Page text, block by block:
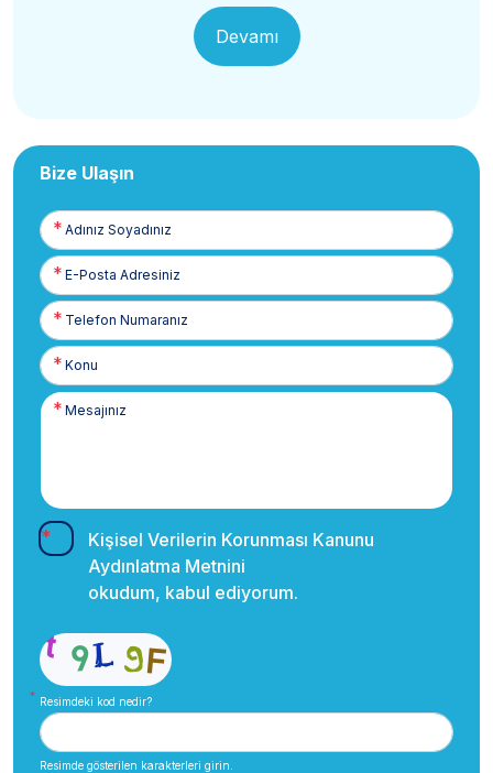
Devamı
Bize Ulaşın
Adınız
Soyadınız
E-
Posta
Telefon
Numaranız
Kişisel Verilerin Korunması Kanunu
Aydınlatma Metnini
okudum, kabul ediyorum.
Resimdeki kod nedir?
Resimde gösterilen karakterleri girin.